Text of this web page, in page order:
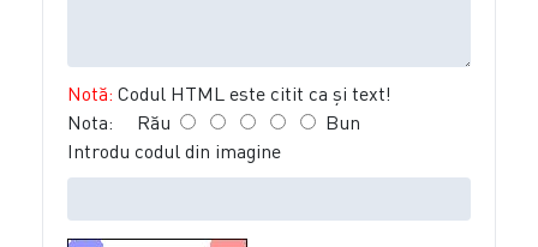
Notă: Codul HTML este citit ca şi text!
Nota: Rău
Bun
Introdu codul din imagine